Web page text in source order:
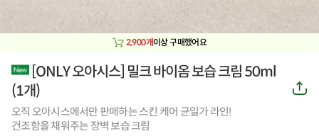
2,900개이상 구매했어요
[ONLY 오아시스] 밀크 바이옴 보습 크림 50ml
(1개)
오직 오아시스에서만 판매하는 스킨 케어 균일가 라인!
건조함을 채워주는 장벽 보습 크림
공
유